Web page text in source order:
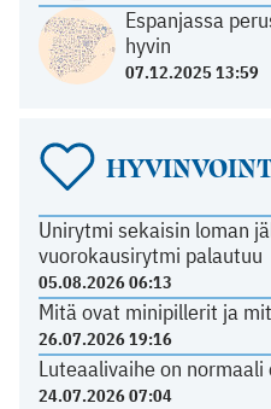
Espanjassa
hyvin
07.12.2025 13:59
Unirytmi sekaisin loman
vuorokausirytmi palautuu
05.08.2026 06:13
Mitä ovat minipillerit ja
26.07.2026 19:16
Luteaalivaihe on
24.07.2026 07:04